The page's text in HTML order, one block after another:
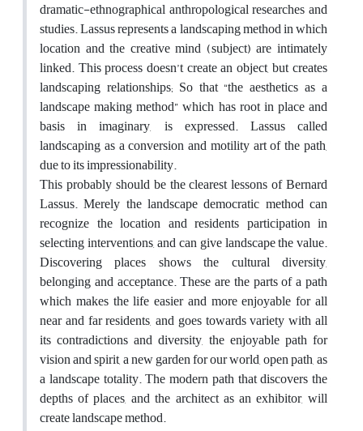
dramatic-ethnographical anthropological researches and
studies. Lassus represents a landscaping method in which
location and the creative mind (subject) are intimately
linked. This process doesn’t create an object, but creates
landscaping relationships; So that “the aesthetics as a
landscape making method” which has root in place and
basis in imaginary, is expressed. Lassus called
landscaping as a conversion and motility art of the path,
due to its impressionability.
This probably should be the clearest lessons of Bernard
Lassus. Merely the landscape democratic method can
recognize the location and residents participation in
selecting interventions, and can give landscape the value.
Discovering places shows the cultural diversity,
belonging and acceptance. These are the parts of a path
which makes the life easier and more enjoyable for all
near and far residents, and goes towards variety with all
its contradictions and diversity, the enjoyable path for
vision and spirit, a new garden for our world, open path, as
a landscape totality. The modern path that discovers the
depths of places, and the architect as an exhibitor, will
create landscape method.